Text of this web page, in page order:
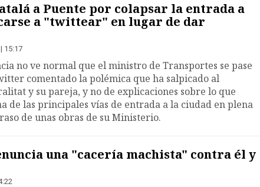
a Puente por colapsar la entrada a
a "twittear" en lugar de dar
15:17
no ve normal que el ministro de Transportes se pase
comentado la polémica que ha salpicado al
y su pareja, y no de explicaciones sobre lo que
de las principales vías de entrada a la ciudad en plena
de unas obras de su Ministerio.
una "cacería machista" contra él y